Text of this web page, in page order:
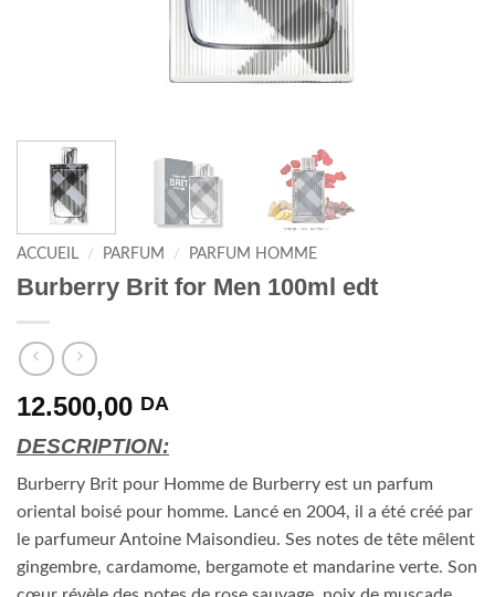
ACCUEIL / PARFUM / PARFUM HOMME
Burberry Brit for Men 100ml edt
12.500,00 DA
DESCRIPTION:
Burberry Brit pour Homme de Burberry est un parfum
oriental boisé pour homme. Lancé en 2004, il a été créé par
le parfumeur Antoine Maisondieu. Ses notes de tête mêlent
gingembre, cardamome, bergamote et mandarine verte. Son